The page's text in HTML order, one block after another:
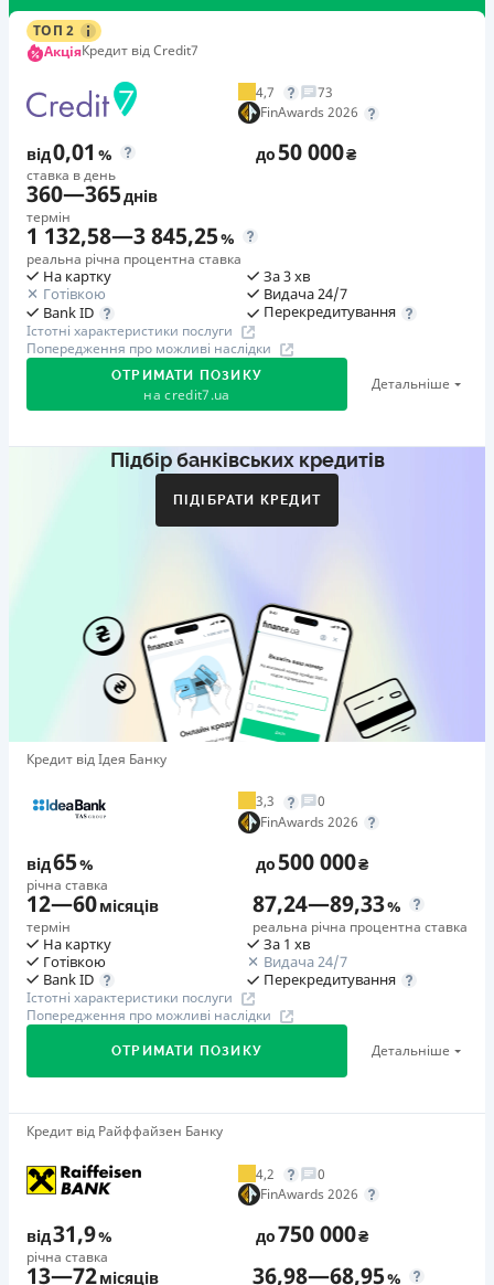
ТОП 2
АкціяКредит від Credit7
4,7
73
FinAwards 2026
від0,01 %
ставка в день
до50 000₴
360—365днів
термін
1 132,58—3 845,25%
реальна річна процентна ставка
На картку
Готівкою
Bank ID
За 3 хв
Видача 24/7
Перекредитування
Істотні характеристики послуги
Попередження про можливі наслідки
ОТРИМАТИ ПОЗИКУ
на credit7.ua
Детальніше
Акція: «Кешбек за друга»
Коли друг реєструється та отримує перший кредит
Бронзовий призер FinAwards 2026 «Найкраща програма
лояльності»
Перший займ
вiд 0,01%/день до 30 000 ₴
Повторний займ
Додаткова комісія за дострокове погашення
у будь-який момент можна повністю погасити позику без
додаткових плат
Страховка
відсутня
Штрафи
Неустойка за невиконання та/або неналежне виконання
споживачем грошових зобов’язань: штраф у розмірі 75%
від суми невиконаного та/або неналежного виконання
зобов’язання на 2-й день кожного факту такого
невиконання та/або неналежного виконання.
Детальніше читайте на сайті МФО.
Необхідні документи
Паспорт,ІПН
Вік
18 - 65 років
Переваги
Підбір банківських кредитів
ПІДІБРАТИ КРЕДИТ
Кредит від Ідея Банку
3,3
0
FinAwards 2026
від65%
річна ставка
до500 000₴
12—60місяців
термін
87,24—89,33%
реальна річна процентна ставка
На картку
Готівкою
Bank ID
За 1 хв
Видача 24/7
Перекредитування
Істотні характеристики послуги
Попередження про можливі наслідки
ОТРИМАТИ ПОЗИКУ Детальніше
🥇Переможець FinAwards 2026
Переможець FinAwards 2026 «Найкращий кредит
готівкою»
вiд 65%/рік до 500 000 ₴
Додаткова комісія за дострокове погашення
Кредит від Райффайзен Банку
4,2
0
FinAwards 2026
від31,9%
річна ставка
до750 000₴
13—72місяців 36,98—68,95%